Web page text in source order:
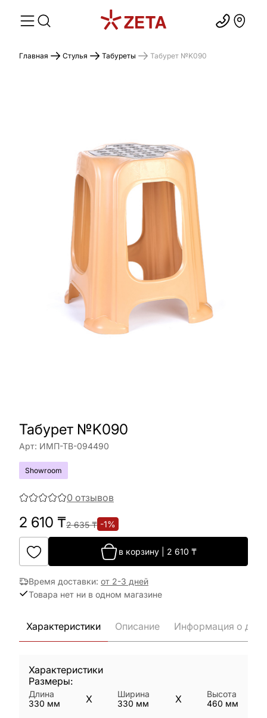
Главная Стулья Табуреты Табурет №K090
Табурет №K090
Арт: ИМП-ТВ-094490
Showroom
0 отзывов
2 610 ₸2 635₸ -1%
в корзину 2 610 ₸
Время доставки: от 2-3 дней
Товара нет ни в одном магазине
Характеристики Описание Информация о
Характеристики
Размеры:
Длина
330 мм X
Ширина
330 мм X
Высота
460 мм